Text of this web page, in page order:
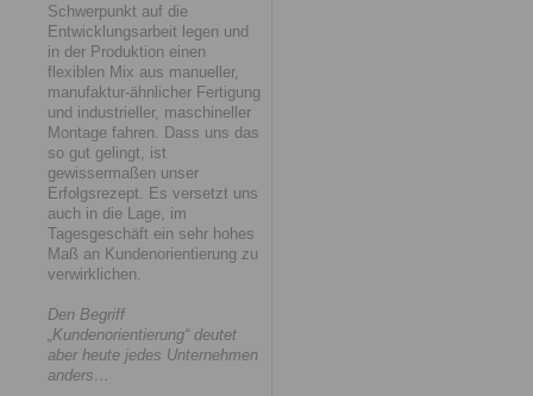
Schwerpunkt auf die
Entwicklungsarbeit legen und
in der Produktion einen
flexiblen Mix aus manueller,
manufaktur-ähnlicher Fertigung
und industrieller, maschineller
Montage fahren. Dass uns das
so gut gelingt, ist
gewissermaßen unser
Erfolgsrezept. Es versetzt uns
auch in die Lage, im
Tagesgeschäft ein sehr hohes
Maß an Kundenorientierung zu
verwirklichen.
Den Begriff
„Kundenorientierung“ deutet
aber heute jedes Unternehmen
anders…